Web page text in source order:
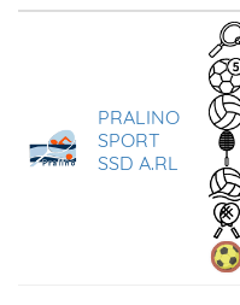
PRALINO
SPORT
SSD A.RL